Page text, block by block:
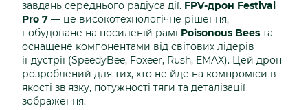
завдань середнього радіуса дії. FPV-дрон Festival
Pro 7 — це високотехнологічне рішення,
побудоване на посиленій рамі Poisonous Bees та
оснащене компонентами від світових лідерів
індустрії (SpeedyBee, Foxeer, Rush, EMAX). Цей дрон
розроблений для тих, хто не йде на компроміси в
якості зв'язку, потужності тяги та деталізації
зображення.